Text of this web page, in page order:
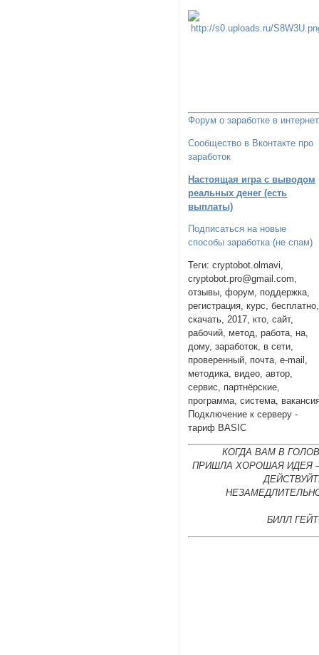
Форум о заработке в
Сообщество в Вконтакте про
заработок
Настоящая игра с выводом
реальных денег (есть
выплаты)
Подписаться на новые
способы заработка (не спам)
Теги: cryptobot.olmavi,
cryptobot.pro@gmail.com,
отзывы, форум, поддержка,
регистрация, курс, бесплатно,
скачать, 2017, кто, сайт,
рабочий, метод, работа, на,
дому, заработок, в сети,
проверенный, почта, e-mail,
методика, видео, автор,
сервис, партнёрские,
программа, система,
Подключение к серверу -
тариф BASIC
КОГДА ВАМ В
ПРИШЛА ХОРОШАЯ ИДЕЯ
БИЛЛ